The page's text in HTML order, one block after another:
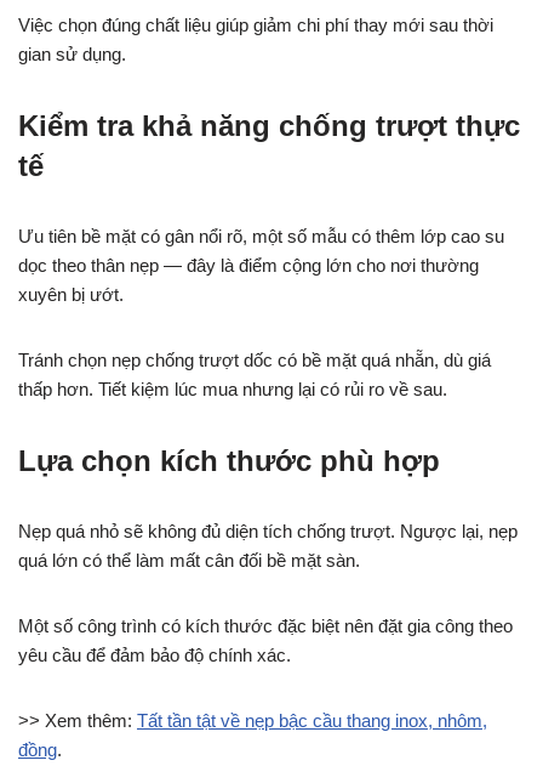
Việc chọn đúng chất liệu giúp giảm chi phí thay mới sau thời
gian sử dụng.
Kiểm tra khả năng chống trượt thực
tế
Ưu tiên bề mặt có gân nổi rõ, một số mẫu có thêm lớp cao su
dọc theo thân nẹp — đây là điểm cộng lớn cho nơi thường
xuyên bị ướt.
Tránh chọn nẹp chống trượt dốc có bề mặt quá nhẵn, dù giá
thấp hơn. Tiết kiệm lúc mua nhưng lại có rủi ro về sau.
Lựa chọn kích thước phù hợp
Nẹp quá nhỏ sẽ không đủ diện tích chống trượt. Ngược lại, nẹp
quá lớn có thể làm mất cân đối bề mặt sàn.
Một số công trình có kích thước đặc biệt nên đặt gia công theo
yêu cầu để đảm bảo độ chính xác.
>> Xem thêm: Tất tần tật về nẹp bậc cầu thang inox, nhôm,
đồng.